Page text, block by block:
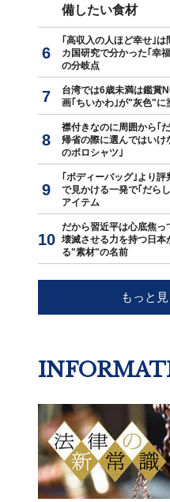
備したい食材
｢高収入の人ほど幸せ｣
カ国研究で分かった｢幸
の分岐点
台湾では6歳未満は鑑賞
画｢ちいかわ｣が"灰色"に
襟付きなのに周囲から｢
帰省の際に選んではいけ
のポロシャツ｣
｢ボディーバッグ｣より
で見かける一発で｢だら
アイテム
だから習近平は心底焦
壊滅させる力を持つ日本
る"素材"の名前
もっと見